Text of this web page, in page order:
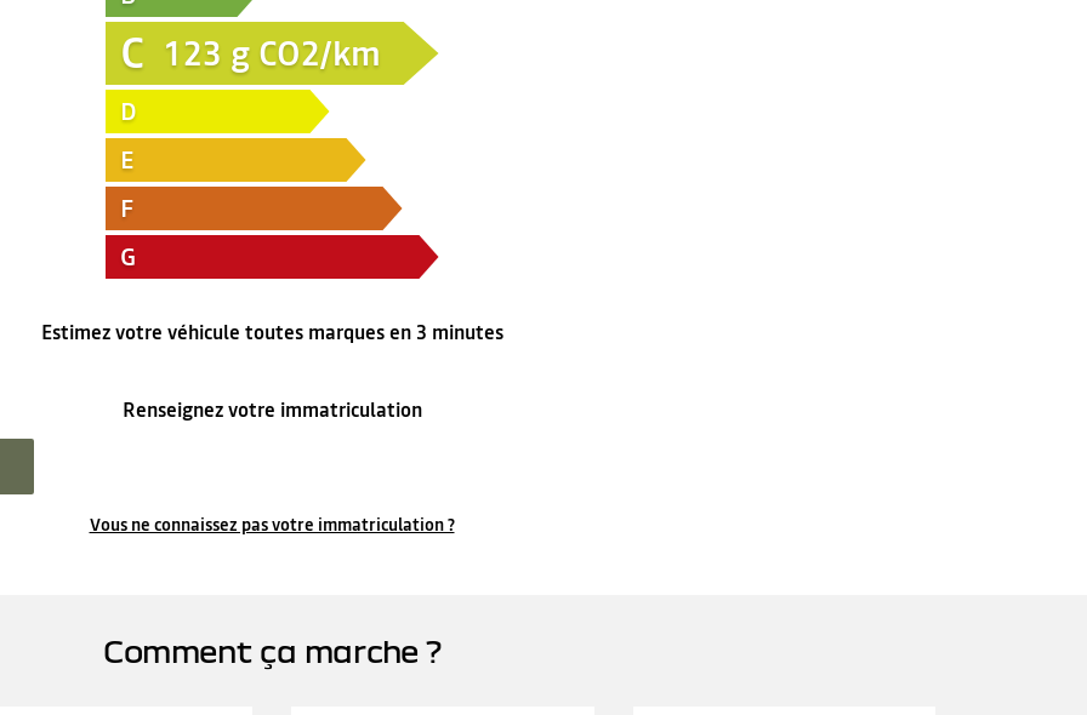
C 123 g CO2/km
D
E
F
G
Estimez votre véhicule toutes marques en 3 minutes
Renseignez votre immatriculation
Vous ne connaissez pas votre immatriculation ?
Comment ça marche ?